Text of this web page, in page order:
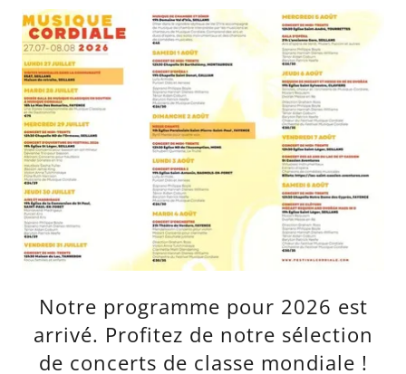
Notre programme pour 2026 est
arrivé. Profitez de notre sélection
de concerts de classe mondiale !